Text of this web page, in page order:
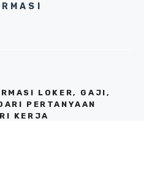
LOKER, GAJI,
PERTANYAAN
KERJA